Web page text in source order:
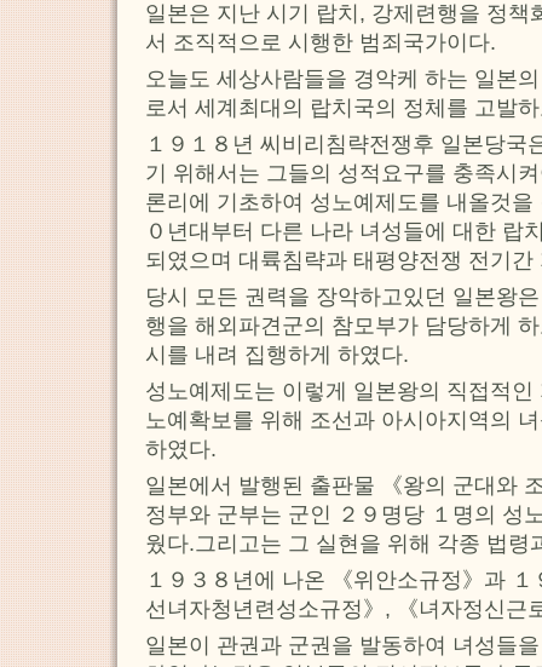
일본은 지난 시기 랍치, 강제련행을 정책
서 조직적으로 시행한 범죄국가이다.
오늘도 세상사람들을 경악케 하는 일본
로서 세계최대의 랍치국의 정체를 고발
１９１８년 씨비리침략전쟁후 일본당국
기 위해서는 그들의 성적요구를 충족시
론리에 기초하여 성노예제도를 내올것
０년대부터 다른 나라 녀성들에 대한 랍
되였으며 대륙침략과 태평양전쟁 전기간
당시 모든 권력을 장악하고있던 일본왕
행을 해외파견군의 참모부가 담당하게
시를 내려 집행하게 하였다.
성노예제도는 이렇게 일본왕의 직접적
노예확보를 위해 조선과 아시아지역의
하였다.
일본에서 발행된 출판물 《왕의 군대와
정부와 군부는 군인 ２９명당 １명의 성
웠다.그리고는 그 실현을 위해 각종 법령
１９３８년에 나온 《위안소규정》과
선녀자청년련성소규정》, 《녀자정신근
일본이 관권과 군권을 발동하여 녀성들